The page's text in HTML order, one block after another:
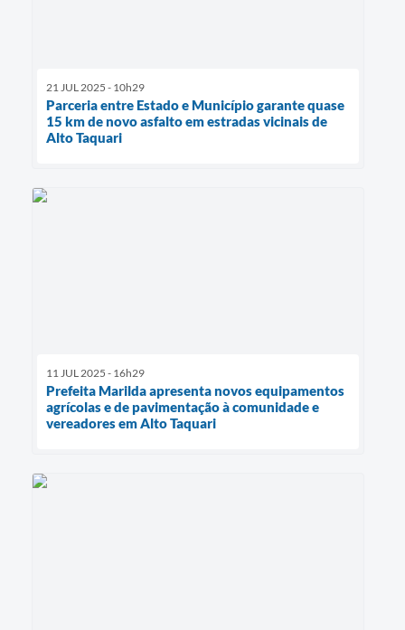
21 JUL 2025 - 10h29
Parceria entre Estado e Município garante quase
15 km de novo asfalto em estradas vicinais de
Alto Taquari
11 JUL 2025 - 16h29
Prefeita Marilda apresenta novos equipamentos
agrícolas e de pavimentação à comunidade e
vereadores em Alto Taquari